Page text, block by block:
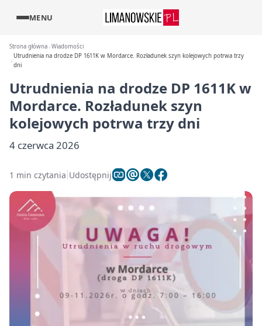
MENU
Strona główna Wiadomości
Utrudnienia na drodze DP 1611K w Mordarce. Rozładunek szyn kolejowych potrwa trzy
dni
Utrudnienia na drodze DP 1611K w
Mordarce. Rozładunek szyn
kolejowych potrwa trzy dni
4 czerwca 2026
1 min czytania Udostępnij